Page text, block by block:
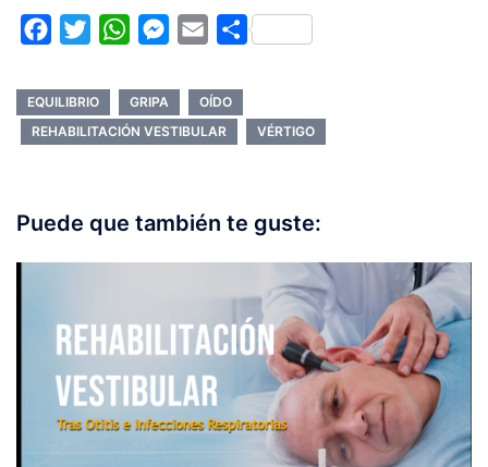
FacebookTwitterWhatsAppMessenger
EmailCompartir
EQUILIBRIO GRIPA
OÍDO
REHABILITACIÓN VESTIBULAR
VÉRTIGO
Puede que también te guste: